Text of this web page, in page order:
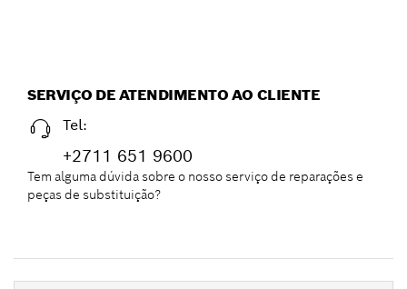
SERVIÇO DE ATENDIMENTO AO CLIENTE
Tel:
+2711 651 9600
Tem alguma dúvida sobre o nosso serviço de reparações e
peças de substituição?